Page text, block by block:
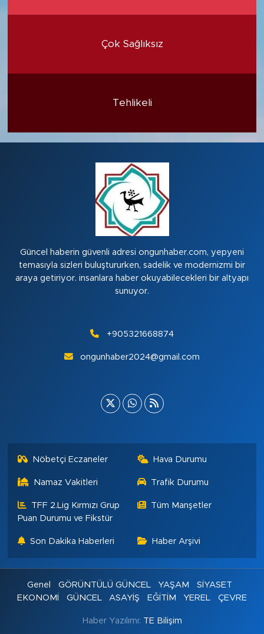
Çok Sağlıksız
Tehlikeli
Güncel haberin güvenli adresi ongunhaber.com, yepyeni
temasıyla sizleri buluştururken, sadelik ve modernizmi bir
araya getiriyor. insanlara haber okuyabilecekleri bir altyapı
sunuyor.
+905321668874
ongunhaber2024@gmail.com
Nöbetçi Eczaneler Hava Durumu
Namaz Vakitleri Trafik Durumu
TFF 2.Lig Kırmızı Grup
Puan Durumu ve Fikstür
Tüm Manşetler
Son Dakika Haberleri Haber Arşivi
Genel GÖRÜNTÜLÜ GÜNCEL YAŞAM
SİYASET
EKONOMİ
GÜNCEL ASAYİŞ EĞİTİM YEREL ÇEVRE
Haber Yazılımı: TE Bilişim